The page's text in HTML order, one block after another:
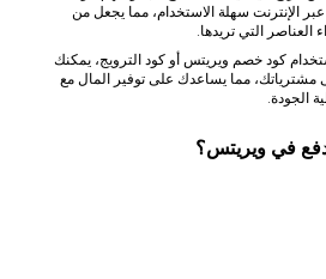
الإنترنت سهلة الاستخدام، مما يجعل من
التي تريدها.
كود خصم ويريتس أو كود الترويج، يمكنك
مشترياتك، مما يساعدك على توفير المال مع
الجودة.
في ويريتس؟